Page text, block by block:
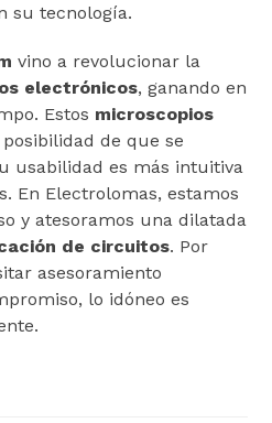
su tecnología.
vino a revolucionar la
electrónicos, ganando en
Estos microscopios
de que se
usabilidad es más intuitiva
En Electrolomas, estamos
y atesoramos una dilatada
de circuitos. Por
asesoramiento
lo idóneo es